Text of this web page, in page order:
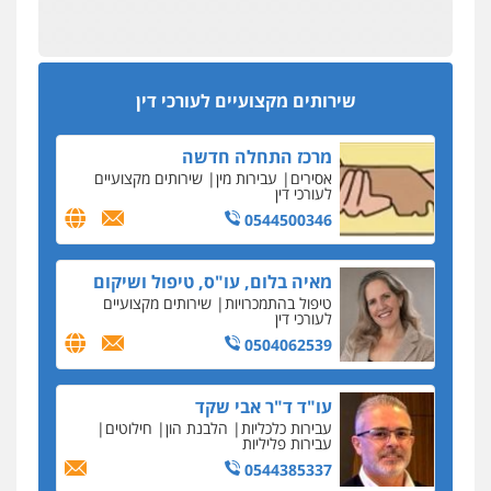
שירותים מקצועיים לעורכי דין
מקצועיים לעורכי דין
מרכז התחלה חדשה
אסירים עבירות מין שירותים מקצועיים
לעורכי דין
0544500346
מאיה בלום, עו"ס, טיפול ושיקום
טיפול בהתמכרויות שירותים מקצועיים
לעורכי דין
0504062539
עו"ד ד"ר אבי שקד
עבירות כלכליות הלבנת הון חילוטים
עבירות פליליות
0544385337
כתב האישום נגד עו"ד עידן דביר: האונס והמחירון
לאקטים מיניים
כתב אישום: יו"ר ש"ס לשעבר בחיפה וסינדיקאט
ההלוואות של משפחת הרינג
הפרקליטות: הרב נתנאל חייק ואביו הרב אריה חייק
שמשו אנשי
החשוד ברצח עו"ד ארבל פלדמן טען לרקע נפשי
ושתק בחקירתו
בבית המשפט התברר כי לחשוד, אחמד אלרג'וב
מרמלה, לא נערכה
יחסי עו"ד לקוח
עורכת דין נעצרה בחשד להעברת סם לנאשם בכלא
השרון
דבר למיקרופון